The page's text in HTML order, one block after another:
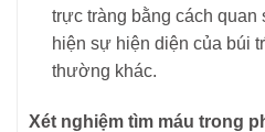
trực tràng bằng cách quan
hiện sự hiện diện của búi
thường khác.
Xét nghiệm tìm máu trong